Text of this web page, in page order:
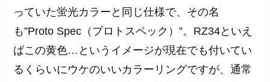
っていた蛍光カラーと同じ仕様で、その名
も”Proto Spec（プロトスペック）”。RZ34といえ
ばこの黄色…というイメージが現在でも付いてい
るくらいにウケのいいカラーリングですが、通常